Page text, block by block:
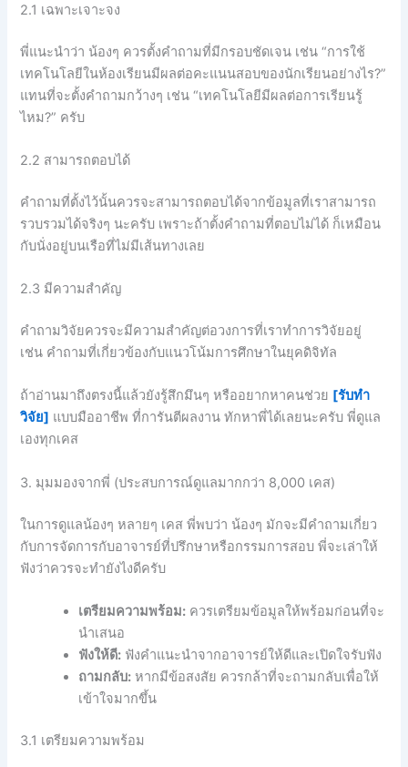
2.1 เฉพาะเจาะจง
พี่แนะนำว่า น้องๆ ควรตั้งคำถามที่มีกรอบชัดเจน เช่น “การใช้
เทคโนโลยีในห้องเรียนมีผลต่อคะแนนสอบของนักเรียนอย่างไร?”
แทนที่จะตั้งคำถามกว้างๆ เช่น “เทคโนโลยีมีผลต่อการเรียนรู้
ไหม?” ครับ
2.2 สามารถตอบได้
คำถามที่ตั้งไว้นั้นควรจะสามารถตอบได้จากข้อมูลที่เราสามารถ
รวบรวมได้จริงๆ นะครับ เพราะถ้าตั้งคำถามที่ตอบไม่ได้ ก็เหมือน
กับนั่งอยู่บนเรือที่ไม่มีเส้นทางเลย
2.3 มีความสำคัญ
คำถามวิจัยควรจะมีความสำคัญต่อวงการที่เราทำการวิจัยอยู่
เช่น คำถามที่เกี่ยวข้องกับแนวโน้มการศึกษาในยุคดิจิทัล
ถ้าอ่านมาถึงตรงนี้แล้วยังรู้สึกมึนๆ หรืออยากหาคนช่วย [รับทำ
วิจัย] แบบมืออาชีพ ที่การันตีผลงาน ทักหาพี่ได้เลยนะครับ พี่ดูแล
เองทุกเคส
3. มุมมองจากพี่ (ประสบการณ์ดูแลมากกว่า 8,000 เคส)
ในการดูแลน้องๆ หลายๆ เคส พี่พบว่า น้องๆ มักจะมีคำถามเกี่ยว
กับการจัดการกับอาจารย์ที่ปรึกษาหรือกรรมการสอบ พี่จะเล่าให้
ฟังว่าควรจะทำยังไงดีครับ
เตรียมความพร้อม: ควรเตรียมข้อมูลให้พร้อมก่อนที่จะ
นำเสนอ
ฟังให้ดี: ฟังคำแนะนำจากอาจารย์ให้ดีและเปิดใจรับฟัง
ถามกลับ: หากมีข้อสงสัย ควรกล้าที่จะถามกลับเพื่อให้
เข้าใจมากขึ้น
3.1 เตรียมความพร้อม